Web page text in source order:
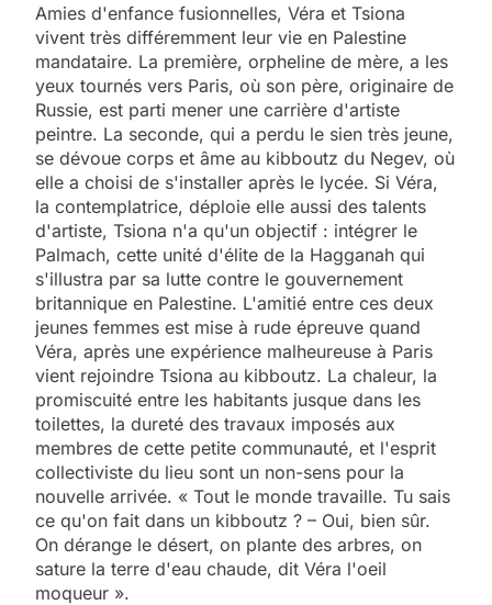
Amies d'enfance fusionnelles, Véra et Tsiona
vivent très différemment leur vie en Palestine
mandataire. La première, orpheline de mère, a les
yeux tournés vers Paris, où son père, originaire de
Russie, est parti mener une carrière d'artiste
peintre. La seconde, qui a perdu le sien très jeune,
se dévoue corps et âme au kibboutz du Negev, où
elle a choisi de s'installer après le lycée. Si Véra,
la contemplatrice, déploie elle aussi des talents
d'artiste, Tsiona n'a qu'un objectif : intégrer le
Palmach, cette unité d'élite de la Hagganah qui
s'illustra par sa lutte contre le gouvernement
britannique en Palestine. L'amitié entre ces deux
jeunes femmes est mise à rude épreuve quand
Véra, après une expérience malheureuse à Paris
vient rejoindre Tsiona au kibboutz. La chaleur, la
promiscuité entre les habitants jusque dans les
toilettes, la dureté des travaux imposés aux
membres de cette petite communauté, et l'esprit
collectiviste du lieu sont un non-sens pour la
nouvelle arrivée. « Tout le monde travaille. Tu sais
ce qu'on fait dans un kibboutz ? – Oui, bien sûr.
On dérange le désert, on plante des arbres, on
sature la terre d'eau chaude, dit Véra l'oeil
moqueur ».